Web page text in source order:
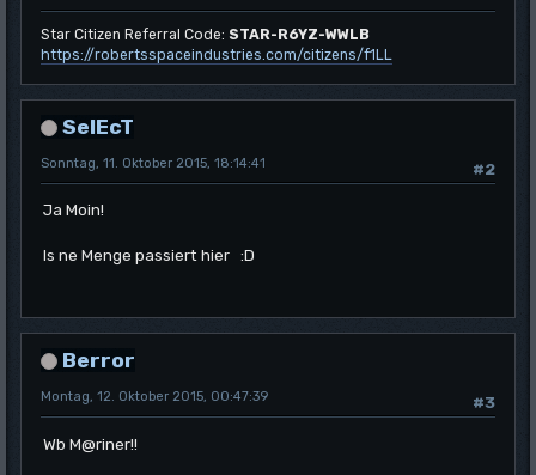
Star Citizen Referral Code: STAR-R6YZ-WWLB
https://robertsspaceindustries.com/citizens/f1LL
SelEcT
#2
Sonntag, 11. Oktober 2015, 18:14:41
Ja Moin!
Is ne Menge passiert hier :D
Berror
#3
Montag, 12. Oktober 2015, 00:47:39
Wb M@riner!!